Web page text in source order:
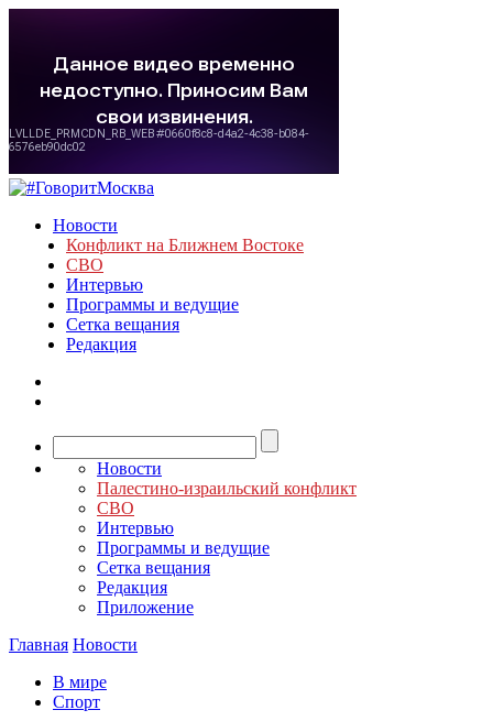
Новости
Конфликт на Ближнем Востоке
СВО
Интервью
Программы и ведущие
Сетка вещания
Редакция
Новости
Палестино-израильский конфликт
СВО
Интервью
Программы и ведущие
Сетка вещания
Редакция
Приложение
Главная Новости
В мире
Спорт